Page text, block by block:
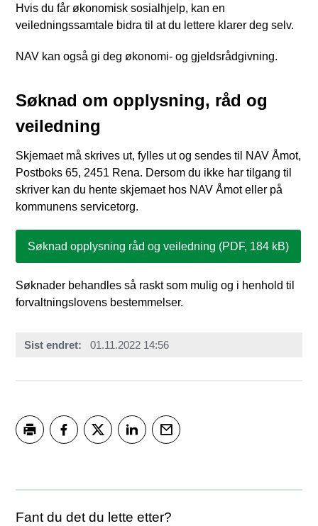
Hvis du får økonomisk sosialhjelp, kan en
veiledningssamtale bidra til at du lettere klarer deg selv.
NAV kan også gi deg økonomi- og gjeldsrådgivning.
Søknad om opplysning, råd og
veiledning
Skjemaet må skrives ut, fylles ut og sendes til NAV Åmot,
Postboks 65, 2451 Rena. Dersom du ikke har tilgang til
skriver kan du hente skjemaet hos NAV Åmot eller på
kommunens servicetorg.
Søknad opplysning råd og veiledning (PDF, 184 kB)
Søknader behandles så raskt som mulig og i henhold til
forvaltningslovens bestemmelser.
Sist endret 01.11.2022 14:56
Fant du det du lette etter?